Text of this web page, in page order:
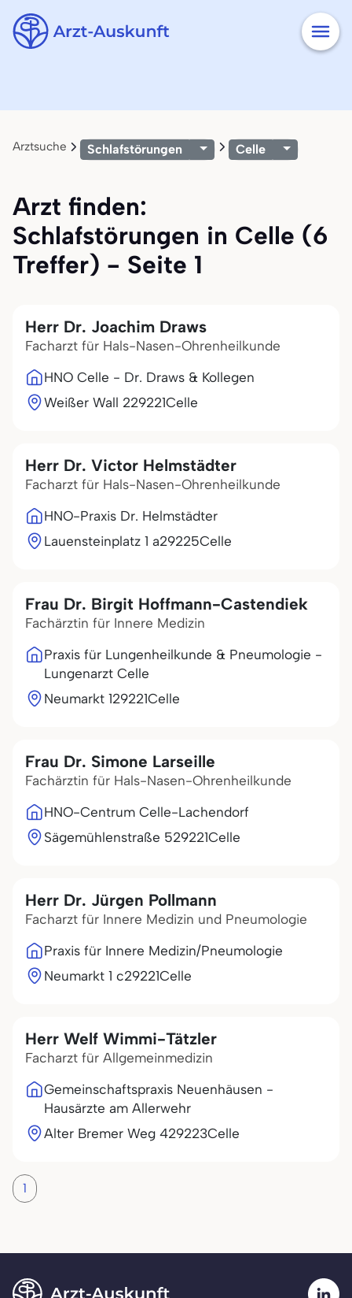
Arztsuche Schlafstörungen Celle
Arzt finden:
Schlafstörungen in Celle (6
Treffer) - Seite 1
Herr Dr. Joachim Draws
Facharzt für Hals-Nasen-Ohrenheilkunde
HNO Celle - Dr. Draws & Kollegen
Weißer Wall 229221Celle
Herr Dr. Victor Helmstädter
Facharzt für Hals-Nasen-Ohrenheilkunde
HNO-Praxis Dr. Helmstädter
Lauensteinplatz 1 a29225Celle
Frau Dr. Birgit Hoffmann-Castendiek
Fachärztin für Innere Medizin
Praxis für Lungenheilkunde & Pneumologie -
Lungenarzt Celle
Neumarkt 129221Celle
Frau Dr. Simone Larseille
Fachärztin für Hals-Nasen-Ohrenheilkunde
HNO-Centrum Celle-Lachendorf
Sägemühlenstraße 529221Celle
Herr Dr. Jürgen Pollmann
Facharzt für Innere Medizin und Pneumologie
Praxis für Innere Medizin/Pneumologie
Neumarkt 1 c29221Celle
Herr Welf Wimmi-Tätzler
Facharzt für Allgemeinmedizin
Gemeinschaftspraxis Neuenhäusen -
Hausärzte am Allerwehr
Alter Bremer Weg 429223Celle
1